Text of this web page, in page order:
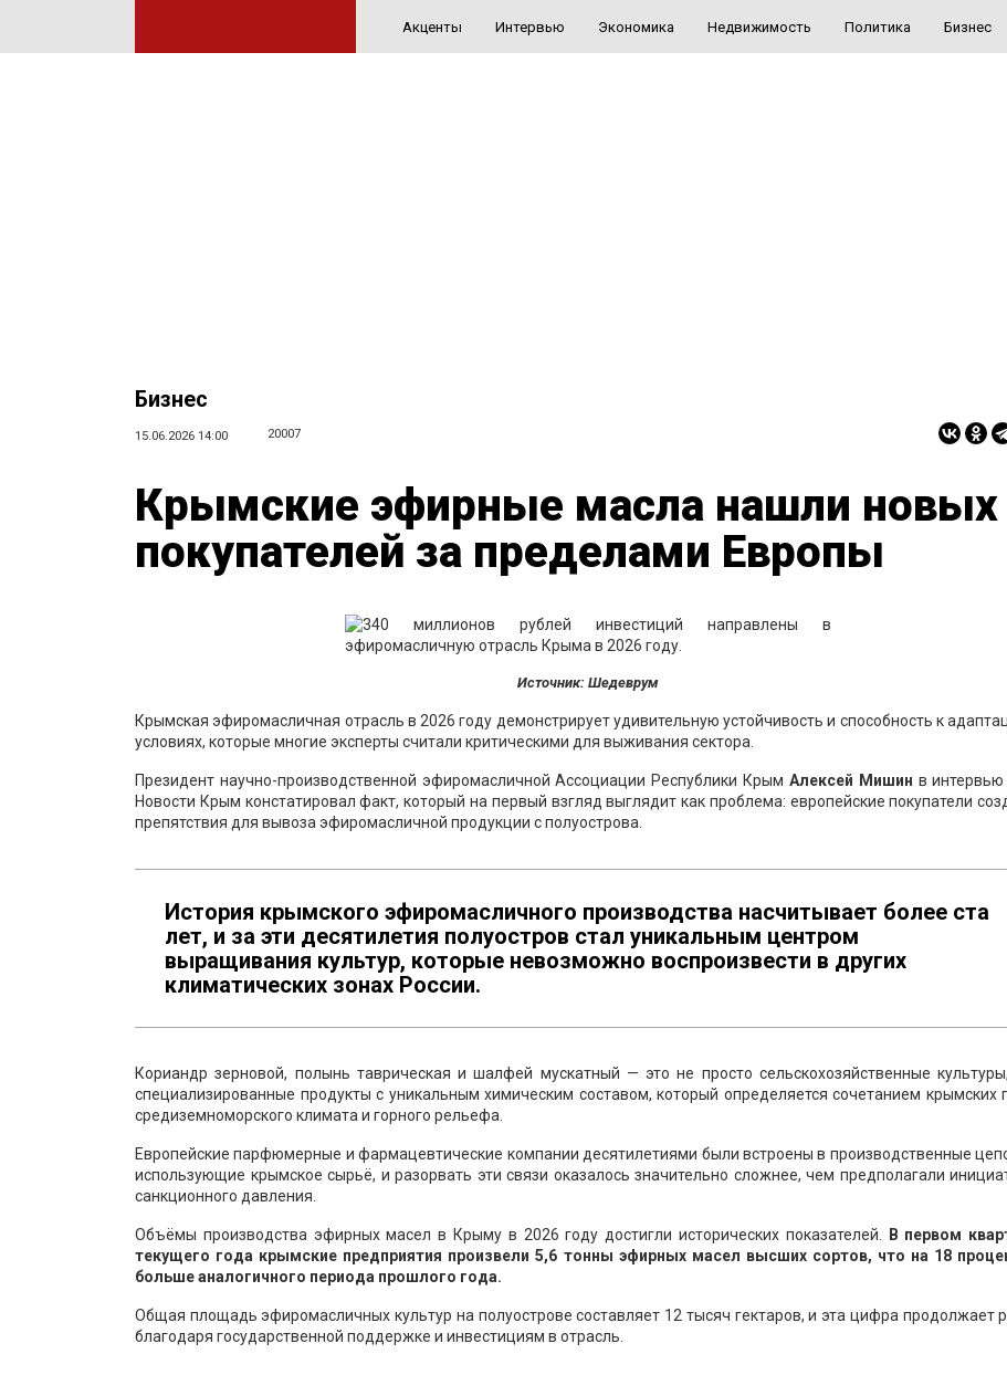
Акценты Интервью Экономика Недвижимость Политика Бизнес
Бизнес
15.06.2026 14:00 20007
Крымские эфирные масла нашли новых
покупателей за пределами Европы
Источник: Шедеврум
Крымская эфиромасличная отрасль в 2026 году демонстрирует удивительную устойчивость и способность к
условиях, которые многие эксперты считали критическими для выживания сектора.
Президент научно-производственной эфиромасличной Ассоциации Республики Крым Алексей Мишин в
Новости Крым констатировал факт, который на первый взгляд выглядит как проблема: европейские покупатели
препятствия для вывоза эфиромасличной продукции с полуострова.
История крымского эфиромасличного производства насчитывает более ста
лет, и за эти десятилетия полуостров стал уникальным центром
выращивания культур, которые невозможно воспроизвести в других
климатических зонах России.
Кориандр зерновой, полынь таврическая и шалфей мускатный — это не просто сельскохозяйственные
специализированные продукты с уникальным химическим составом, который определяется сочетанием крымских
средиземноморского климата и горного рельефа.
Европейские парфюмерные и фармацевтические компании десятилетиями были встроены в производственные
использующие крымское сырьё, и разорвать эти связи оказалось значительно сложнее, чем предполагали
санкционного давления.
Объёмы производства эфирных масел в Крыму в 2026 году достигли исторических показателей.
В первом
текущего года крымские предприятия произвели 5,6 тонны эфирных масел высших сортов, что на 18
больше аналогичного периода прошлого года.
Общая площадь эфиромасличных культур на полуострове составляет 12 тысяч гектаров, и эта цифра продолжает
благодаря государственной поддержке и инвестициям в отрасль.